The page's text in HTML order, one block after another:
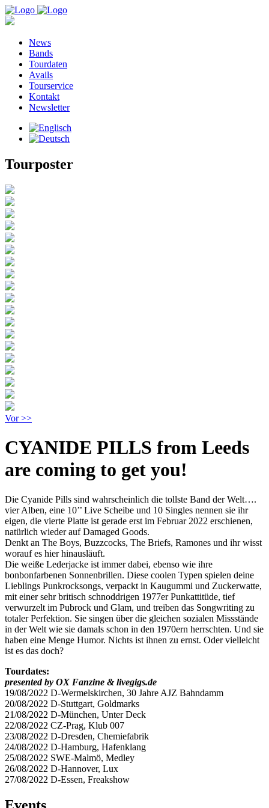
News
Bands
Tourdaten
Avails
Tourservice
Kontakt
Newsletter
Tourposter
Vor >>
CYANIDE PILLS from Leeds
are coming to get you!
Die Cyanide Pills sind wahrscheinlich die tollste Band der Welt….
vier Alben, eine 10’’ Live Scheibe und 10 Singles nennen sie ihr
eigen, die vierte Platte ist gerade erst im Februar 2022 erschienen,
natürlich wieder auf Damaged Goods.
Denkt an The Boys, Buzzcocks, The Briefs, Ramones und ihr wisst
worauf es hier hinausläuft.
Die weiße Lederjacke ist immer dabei, ebenso wie ihre
bonbonfarbenen Sonnenbrillen. Diese coolen Typen spielen deine
Lieblings Punkrocksongs, verpackt in Kaugummi und Zuckerwatte,
mit einer sehr britisch schnoddrigen 1977er Punkattitüde, tief
verwurzelt im Pubrock und Glam, und treiben das Songwriting zu
totaler Perfektion. Sie singen über die gleichen sozialen Missstände
in der Welt wie sie damals schon in den 1970ern herrschten. Und sie
haben eine Menge Humor. Nichts ist ihnen zu ernst. Oder vielleicht
ist es das doch?
Tourdates:
presented by OX Fanzine & livegigs.de
19/08/2022 D-Wermelskirchen, 30 Jahre AJZ Bahndamm
20/08/2022 D-Stuttgart, Goldmarks
21/08/2022 D-München, Unter Deck
22/08/2022 CZ-Prag, Klub 007
23/08/2022 D-Dresden, Chemiefabrik
24/08/2022 D-Hamburg, Hafenklang
25/08/2022 SWE-Malmö, Medley
26/08/2022 D-Hannover, Lux
27/08/2022 D-Essen, Freakshow
Events